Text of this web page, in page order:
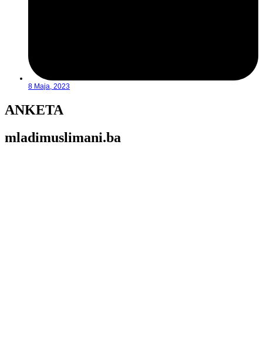
8 Maja, 2023
ANKETA
mladimuslimani.ba